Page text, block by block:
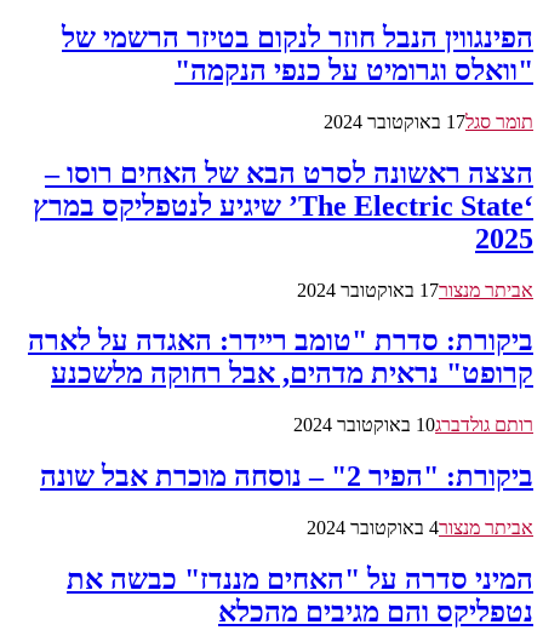
הפינגווין הנבל חוזר לנקום בטיזר הרשמי של
"וואלס וגרומיט על כנפי הנקמה"
תומר סגל17 באוקטובר 2024
הצצה ראשונה לסרט הבא של האחים רוסו –
‘The Electric State’ שיגיע לנטפליקס במרץ
2025
אביתר מנצור17 באוקטובר 2024
ביקורת: סדרת "טומב ריידר: האגדה על לארה
קרופט" נראית מדהים, אבל רחוקה מלשכנע
רותם גולדברג10 באוקטובר 2024
ביקורת: "הפיר 2" – נוסחה מוכרת אבל שונה
אביתר מנצור4 באוקטובר 2024
המיני סדרה על "האחים מננדז" כבשה את
נטפליקס והם מגיבים מהכלא